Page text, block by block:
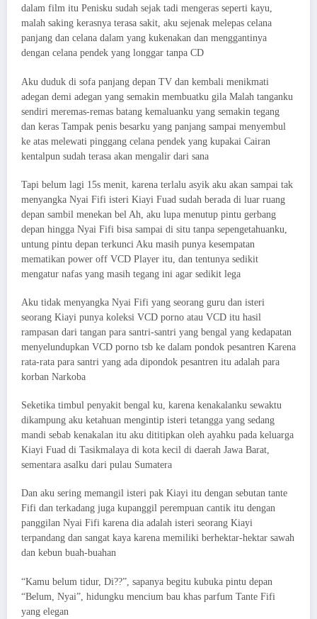
dalam film itu Penisku sudah sejak tadi mengeras seperti kayu,
malah saking kerasnya terasa sakit, aku sejenak melepas celana
panjang dan celana dalam yang kukenakan dan menggantinya
dengan celana pendek yang longgar tanpa CD
Aku duduk di sofa panjang depan TV dan kembali menikmati
adegan demi adegan yang semakin membuatku gila Malah tanganku
sendiri meremas-remas batang kemaluanku yang semakin tegang
dan keras Tampak penis besarku yang panjang sampai menyembul
ke atas melewati pinggang celana pendek yang kupakai Cairan
kentalpun sudah terasa akan mengalir dari sana
Tapi belum lagi 15s menit, karena terlalu asyik aku akan sampai tak
menyangka Nyai Fifi isteri Kiayi Fuad sudah berada di luar ruang
depan sambil menekan bel Ah, aku lupa menutup pintu gerbang
depan hingga Nyai Fifi bisa sampai di situ tanpa sepengetahuanku,
untung pintu depan terkunci Aku masih punya kesempatan
mematikan power off VCD Player itu, dan tentunya sedikit
mengatur nafas yang masih tegang ini agar sedikit lega
Aku tidak menyangka Nyai Fifi yang seorang guru dan isteri
seorang Kiayi punya koleksi VCD porno atau VCD itu hasil
rampasan dari tangan para santri-santri yang bengal yang kedapatan
menyelundupkan VCD porno tsb ke dalam pondok pesantren Karena
rata-rata para santri yang ada dipondok pesantren itu adalah para
korban Narkoba
Seketika timbul penyakit bengal ku, karena kenakalanku sewaktu
dikampung aku ketahuan mengintip isteri tetangga yang sedang
mandi sebab kenakalan itu aku dititipkan oleh ayahku pada keluarga
Kiayi Fuad di Tasikmalaya di kota kecil di daerah Jawa Barat,
sementara asalku dari pulau Sumatera
Dan aku sering memangil isteri pak Kiayi itu dengan sebutan tante
Fifi dan terkadang juga kupanggil perempuan cantik itu dengan
panggilan Nyai Fifi karena dia adalah isteri seorang Kiayi
terpandang dan sangat kaya karena memiliki berhektar-hektar sawah
dan kebun buah-buahan
“Kamu belum tidur, Di??”, sapanya begitu kubuka pintu depan
“Belum, Nyai”, hidungku mencium bau khas parfum Tante Fifi
yang elegan